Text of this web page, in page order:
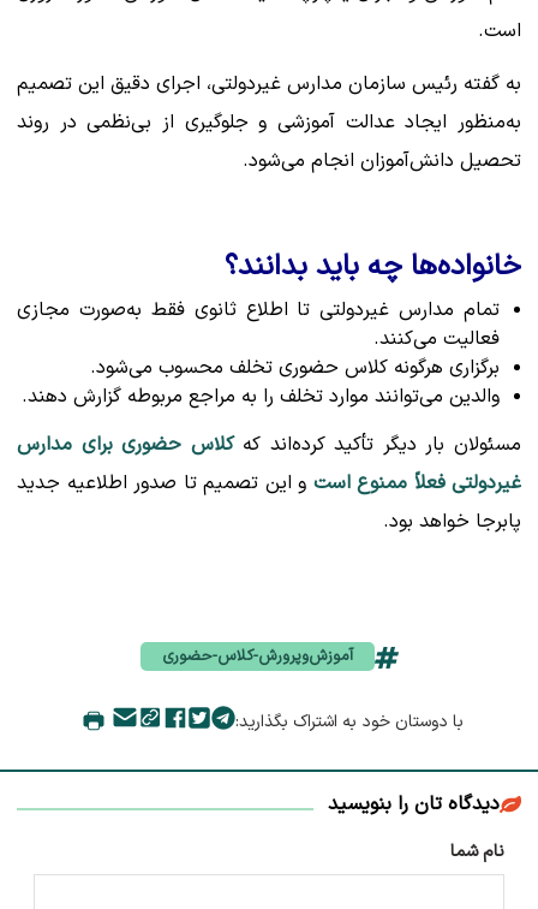
است.
به گفته رئیس سازمان مدارس غیردولتی، اجرای دقیق این تصمیم
به‌منظور ایجاد عدالت آموزشی و جلوگیری از بی‌نظمی در روند
تحصیل دانش‌آموزان انجام می‌شود.
خانواده‌ها چه باید بدانند؟
تمام مدارس غیردولتی تا اطلاع ثانوی فقط به‌صورت مجازی
فعالیت می‌کنند.
برگزاری هرگونه کلاس حضوری تخلف محسوب می‌شود.
والدین می‌توانند موارد تخلف را به مراجع مربوطه گزارش دهند.
مسئولان بار دیگر تأکید کرده‌اند کهکلاس حضوری برای مدارس
غیردولتی فعلاً ممنوع است و این تصمیم تا صدور اطلاعیه جدید
پابرجا خواهد بود.
آموزش‌وپرورش-کلاس-حضوری
با دوستان خود به اشتراک بگذارید:
دیدگاه تان را بنویسید
نام شما